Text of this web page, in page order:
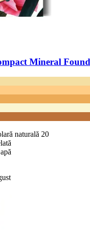
Mineral
naturală 20